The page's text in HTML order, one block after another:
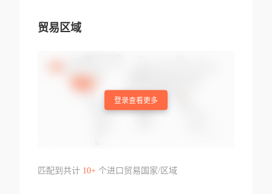
贸易区域
登录查看更多
匹配到共计 10+个进口贸易国家/区域